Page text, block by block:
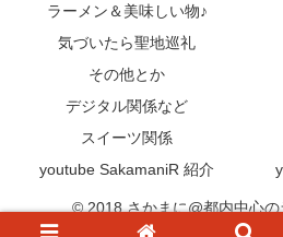
ラーメン＆美味しい物♪
気づいたら聖地巡礼
その他とか
デジタル関係など
スイーツ関係
youtube SakamaniR 紹介
© 2018 さかまに@都内中心